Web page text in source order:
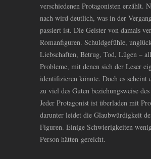
verschiedenen Protagonisten erzählt.
nach wird deutlich, was in der
passiert ist. Die Geister von damals
Romanfiguren. Schuldgefühle,
Liebschaften, Betrug, Tod, Lügen –
Probleme, mit denen sich der Leser
identifizieren könnte. Doch es scheint
zu viel des Guten beziehungsweise
Jeder Protagonist ist überladen mit
darunter leidet die Glaubwürdigkeit
Figuren. Einige Schwierigkeiten
Person hätten gereicht.